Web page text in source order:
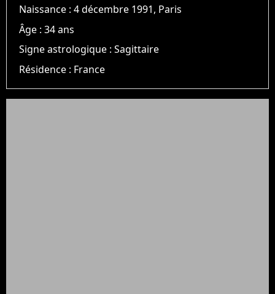
Naissance :4 décembre 1991, Paris
Âge :34 ans
Signe astrologique :Sagittaire
Résidence : France